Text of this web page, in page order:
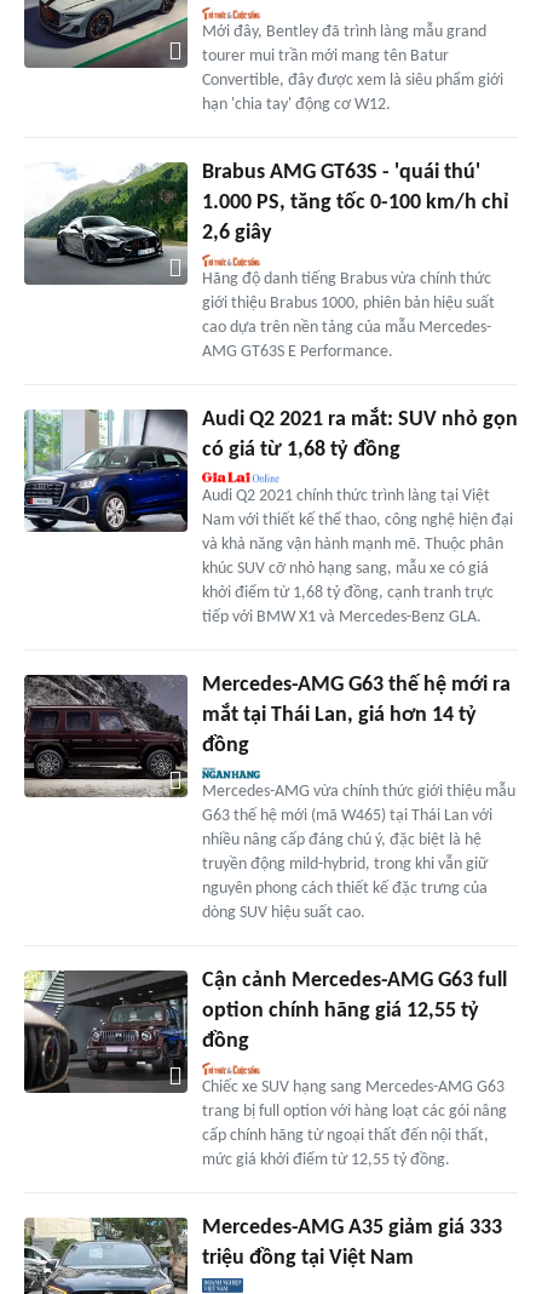
Mới đây, Bentley đã trình làng mẫu grand
tourer mui trần mới mang tên Batur
Convertible, đây được xem là siêu phẩm giới
hạn 'chia tay' động cơ W12.
Brabus AMG GT63S - 'quái thú'
1.000 PS, tăng tốc 0-100 km/h chỉ
2,6 giây
Hãng độ danh tiếng Brabus vừa chính thức
giới thiệu Brabus 1000, phiên bản hiệu suất
cao dựa trên nền tảng của mẫu Mercedes-
AMG GT63S E Performance.
Audi Q2 2021 ra mắt: SUV nhỏ gọn
có giá từ 1,68 tỷ đồng
Audi Q2 2021 chính thức trình làng tại Việt
Nam với thiết kế thể thao, công nghệ hiện đại
và khả năng vận hành mạnh mẽ. Thuộc phân
khúc SUV cỡ nhỏ hạng sang, mẫu xe có giá
khởi điểm từ 1,68 tỷ đồng, cạnh tranh trực
tiếp với BMW X1 và Mercedes-Benz GLA.
Mercedes-AMG G63 thế hệ mới ra
mắt tại Thái Lan, giá hơn 14 tỷ
đồng
Mercedes-AMG vừa chính thức giới thiệu mẫu
G63 thế hệ mới (mã W465) tại Thái Lan với
nhiều nâng cấp đáng chú ý, đặc biệt là hệ
truyền động mild-hybrid, trong khi vẫn giữ
nguyên phong cách thiết kế đặc trưng của
dòng SUV hiệu suất cao.
Cận cảnh Mercedes-AMG G63 full
option chính hãng giá 12,55 tỷ
đồng
Chiếc xe SUV hạng sang Mercedes-AMG G63
trang bị full option với hàng loạt các gói nâng
cấp chính hãng từ ngoại thất đến nội thất,
mức giá khởi điểm từ 12,55 tỷ đồng.
Mercedes-AMG A35 giảm giá 333
triệu đồng tại Việt Nam